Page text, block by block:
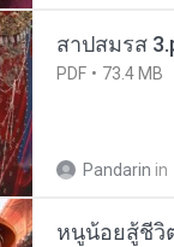
สาปสมรส
PDF 73.4 MB
Pandarin in
หนูน้อยสู้ชีวิ